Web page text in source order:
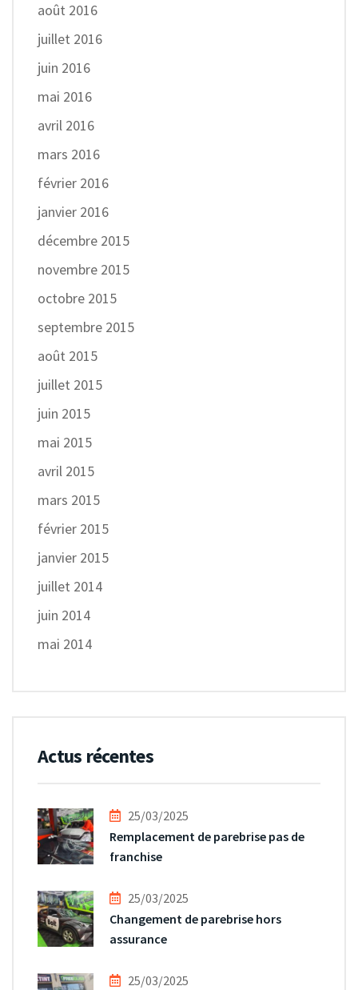
août 2016
juillet 2016
juin 2016
mai 2016
avril 2016
mars 2016
février 2016
janvier 2016
décembre 2015
novembre 2015
octobre 2015
septembre 2015
août 2015
juillet 2015
juin 2015
mai 2015
avril 2015
mars 2015
février 2015
janvier 2015
juillet 2014
juin 2014
mai 2014
Actus récentes
25/03/2025
Remplacement de parebrise pas de
franchise
25/03/2025
Changement de parebrise hors
assurance
25/03/2025